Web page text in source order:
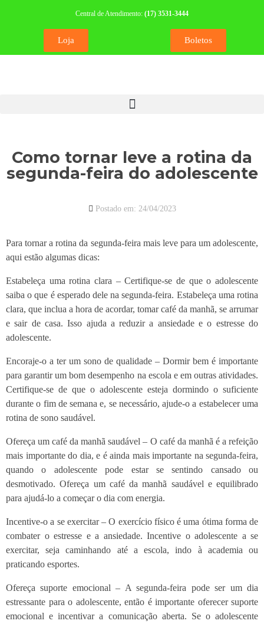
Central de Atendimento: (17) 3531-3444
Loja Boletos
Como tornar leve a rotina da
segunda-feira do adolescente
Postado em: 24/04/2023
Para tornar a rotina da segunda-feira mais leve para um adolescente,
aqui estão algumas dicas:
Estabeleça uma rotina clara – Certifique-se de que o adolescente
saiba o que é esperado dele na segunda-feira. Estabeleça uma rotina
clara, que inclua a hora de acordar, tomar café da manhã, se arrumar
e sair de casa. Isso ajuda a reduzir a ansiedade e o estresse do
adolescente.
Encoraje-o a ter um sono de qualidade – Dormir bem é importante
para garantir um bom desempenho na escola e em outras atividades.
Certifique-se de que o adolescente esteja dormindo o suficiente
durante o fim de semana e, se necessário, ajude-o a estabelecer uma
rotina de sono saudável.
Ofereça um café da manhã saudável – O café da manhã é a refeição
mais importante do dia, e é ainda mais importante na segunda-feira,
quando o adolescente pode estar se sentindo cansado ou
desmotivado. Ofereça um café da manhã saudável e equilibrado
para ajudá-lo a começar o dia com energia.
Incentive-o a se exercitar – O exercício físico é uma ótima forma de
combater o estresse e a ansiedade. Incentive o adolescente a se
exercitar, seja caminhando até a escola, indo à academia ou
praticando esportes.
Ofereça suporte emocional – A segunda-feira pode ser um dia
estressante para o adolescente, então é importante oferecer suporte
emocional e incentivar a comunicação aberta. Se o adolescente